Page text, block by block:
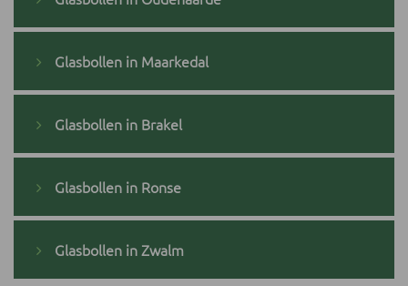
Glasbollen in Maarkedal
Glasbollen in Brakel
Glasbollen in Ronse
Glasbollen in Zwalm